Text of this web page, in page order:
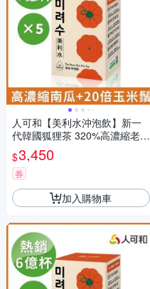
人可和【美利水沖泡飲】新一
代韓國狐狸茶 320%高濃縮老南
瓜+60倍赤小豆+國產玉米鬚 促
進新陳代謝 隔日好狀態！維持
健康平衡、韓國熱銷6億杯 空姐
櫃姐孕婦久坐久站必備 更勝單
方黑豆水 永豐集團
$3,450
券
加入購物車